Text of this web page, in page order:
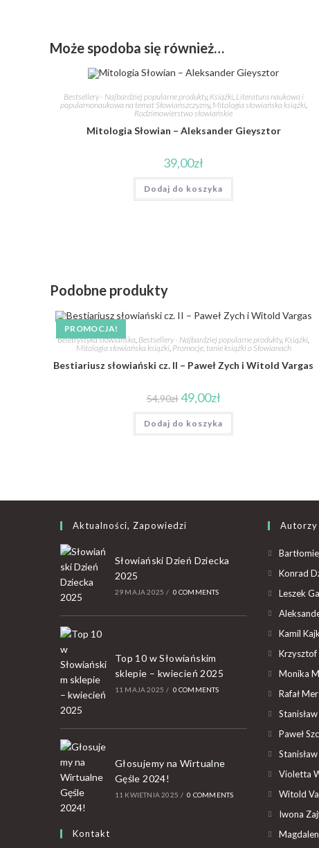
Może spodoba się również…
Bestsellery - Najbardziej popularne produkty, Książki, Literatura naukowa i
popularnonaukowa na temat Słowiańszczyzny, Mitologia słowiańska książki,
Rodzimowierstwo słowiańskie
Mitologia Słowian – Aleksander Gieysztor
39,00zł
Dodaj do koszyka
Podobne produkty
PROMOCJA!
Beletrystyka słowiańska Bestsellery - Najbardziej popularne produkty, Książki
Mitologia słowiańska książki,Promocje, tanie książki o Słowianach
Bestiariusz słowiański cz. II – Paweł Zych i Witold Vargas
54,90zł49,00zł
Dodaj do koszyka
Aktualności, Zapowiedzi
Słowiański Dzień Dziecka
2025
29 MAJA 2025 / 0 COMMENTS
Top 10 w Słowiańskim
sklepie – kwiecień 2025
11 MAJA 2025 / 0 COMMENTS
Głosujemy na Wirtualne
Gęśle 2024!
11 KWIETNIA 2025 / 0 COMMENTS
Kontakt
Autorzy
Konrad
Leszek
Kamil
Krzysztof
Monika
Rafał
Paweł
Violetta
Witold
Iwona